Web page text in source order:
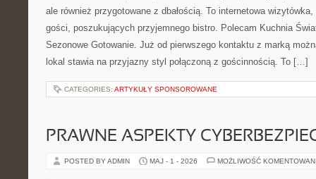
ale również przygotowane z dbałością. To internetowa
gości, poszukujących przyjemnego bistro. Polecam Kuchnia
Sezonowe Gotowanie. Już od pierwszego kontaktu z marką
lokal stawia na przyjazny styl połączoną z gościnnością. To […]
CATEGORIES: ARTYKUŁY SPONSOROWANE
PRAWNE ASPEKTY
POSTED BY ADMIN MAJ - 1 - 2026 MOŻLIWOŚĆ